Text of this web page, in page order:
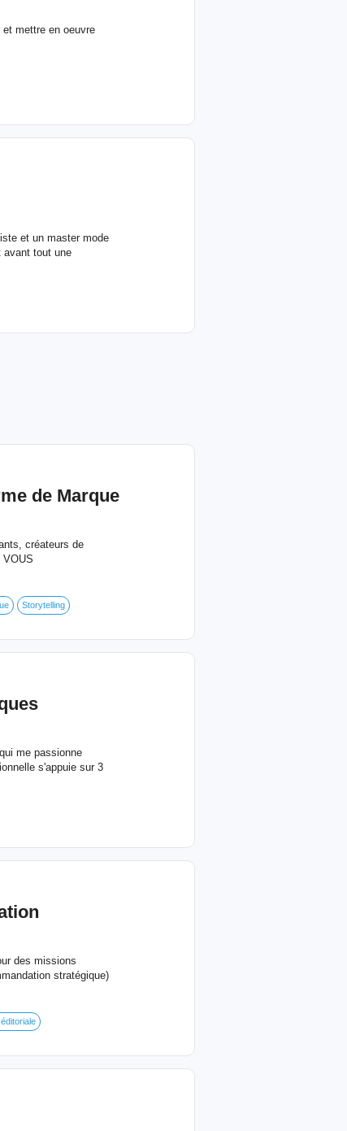
mettre en oeuvre
et un master mode
avant tout une
de Marque
créateurs de
VOUS
Storytelling
me passionne
s'appuie sur 3
des missions
stratégique)